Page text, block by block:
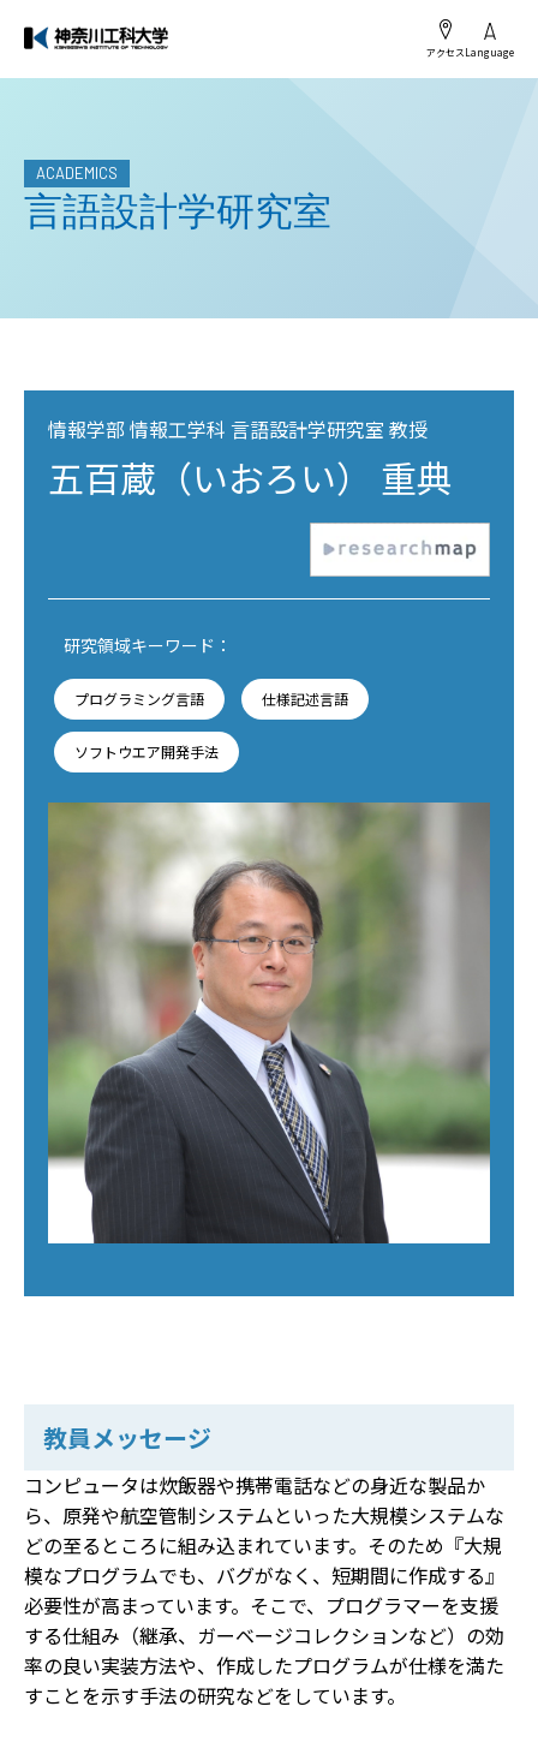
アクセスLanguage
ACADEMICS
言語設計学研究室
情報学部 情報工学科 言語設計学研究室 教授
五百蔵（いおろい） 重典
研究領域キーワード：
プログラミング言語 仕様記述言語
ソフトウエア開発手法
教員メッセージ
コンピュータは炊飯器や携帯電話などの身近な製品か
ら、原発や航空管制システムといった大規模システムな
どの至るところに組み込まれています。そのため『大規
模なプログラムでも、バグがなく、短期間に作成する』
必要性が高まっています。そこで、プログラマーを支援
する仕組み（継承、ガーベージコレクションなど）の効
率の良い実装方法や、作成したプログラムが仕様を満た
すことを示す手法の研究などをしています。